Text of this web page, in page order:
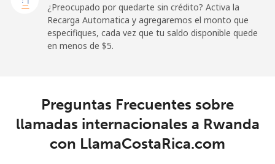
¿Preocupado por quedarte sin crédito? Activa la
Recarga Automatica y agregaremos el monto que
especifiques, cada vez que tu saldo disponible quede
en menos de ⁦$5⁩.
Preguntas Frecuentes sobre
llamadas internacionales a Rwanda
con LlamaCostaRica.com